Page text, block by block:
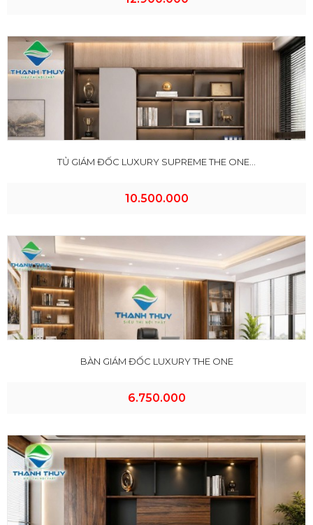
TỦ GIÁM ĐỐC LUXURY SUPREME THE ONE...
10.500.000
BÀN GIÁM ĐỐC LUXURY THE ONE
6.750.000